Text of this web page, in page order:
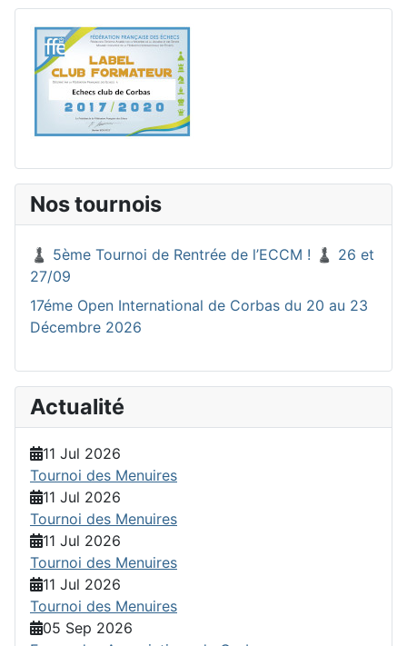
Nos tournois
♟️ 5ème Tournoi de Rentrée de l’ECCM ! ♟️ 26 et
27/09
17éme Open International de Corbas du 20 au 23
Décembre 2026
Actualité
11 Jul 2026
Tournoi des Menuires
11 Jul 2026
Tournoi des Menuires
11 Jul 2026
Tournoi des Menuires
11 Jul 2026
Tournoi des Menuires
05 Sep 2026